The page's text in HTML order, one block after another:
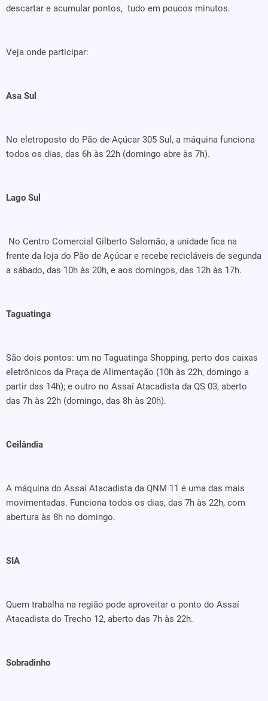
descartar e acumular pontos, tudo em poucos minutos.
Veja onde participar:
Asa Sul
No eletroposto do Pão de Açúcar 305 Sul, a máquina funciona
todos os dias, das 6h às 22h (domingo abre às 7h).
Lago Sul
No Centro Comercial Gilberto Salomão, a unidade fica na
frente da loja do Pão de Açúcar e recebe recicláveis de segunda
a sábado, das 10h às 20h, e aos domingos, das 12h às 17h.
Taguatinga
São dois pontos: um no Taguatinga Shopping, perto dos caixas
eletrônicos da Praça de Alimentação (10h às 22h, domingo a
partir das 14h); e outro no Assaí Atacadista da QS 03, aberto
das 7h às 22h (domingo, das 8h às 20h).
Ceilândia
A máquina do Assaí Atacadista da QNM 11 é uma das mais
movimentadas. Funciona todos os dias, das 7h às 22h, com
abertura às 8h no domingo.
SIA
Quem trabalha na região pode aproveitar o ponto do Assaí
Atacadista do Trecho 12, aberto das 7h às 22h.
Sobradinho